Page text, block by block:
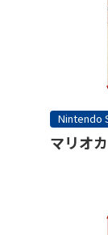
Nintendo
マリオ